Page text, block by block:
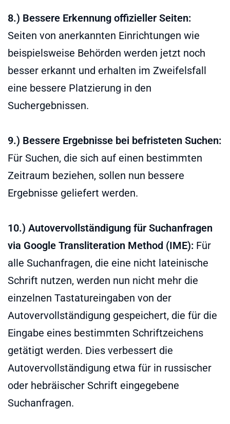
8.) Bessere Erkennung offizieller Seiten:
Seiten von anerkannten Einrichtungen wie
beispielsweise Behörden werden jetzt noch
besser erkannt und erhalten im Zweifelsfall
eine bessere Platzierung in den
Suchergebnissen.
9.) Bessere Ergebnisse bei befristeten Suchen:
Für Suchen, die sich auf einen bestimmten
Zeitraum beziehen, sollen nun bessere
Ergebnisse geliefert werden.
10.) Autovervollständigung für Suchanfragen
via Google Transliteration Method (IME): Für
alle Suchanfragen, die eine nicht lateinische
Schrift nutzen, werden nun nicht mehr die
einzelnen Tastatureingaben von der
Autovervollständigung gespeichert, die für die
Eingabe eines bestimmten Schriftzeichens
getätigt werden. Dies verbessert die
Autovervollständigung etwa für in russischer
oder hebräischer Schrift eingegebene
Suchanfragen.